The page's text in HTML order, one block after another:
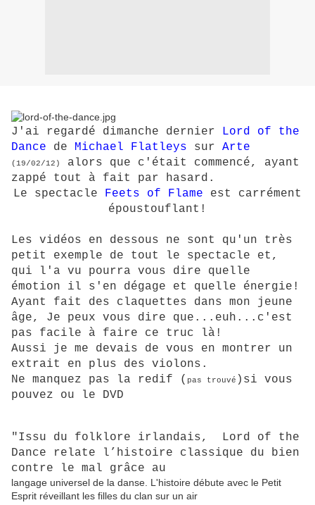
J'ai regardé dimanche dernier Lord of the
Dance de Michael Flatleys sur Arte
(19/02/12)
alors que c'était commencé, ayant
zappé tout à fait par hasard.
Le spectacle Feets of Flame est carrément
époustouflant!
Les vidéos en dessous ne sont qu'un très
petit exemple de tout le spectacle et,
qui l'a vu pourra vous dire quelle
émotion il s'en dégage et quelle énergie!
Ayant fait des claquettes dans mon jeune
âge, Je peux vous dire que...euh...c'est
pas facile à faire ce truc là!
Aussi je me devais de vous en montrer un
extrait en plus des violons.
Ne manquez pas la redif ( pas trouvé )si vous
pouvez ou le DVD
"Issu du folklore irlandais, Lord of the
Dance relate l’histoire classique du bien
contre le mal grâce au
langage universel de la danse. L'histoire débute avec le Petit
Esprit réveillant les filles du clan sur un air